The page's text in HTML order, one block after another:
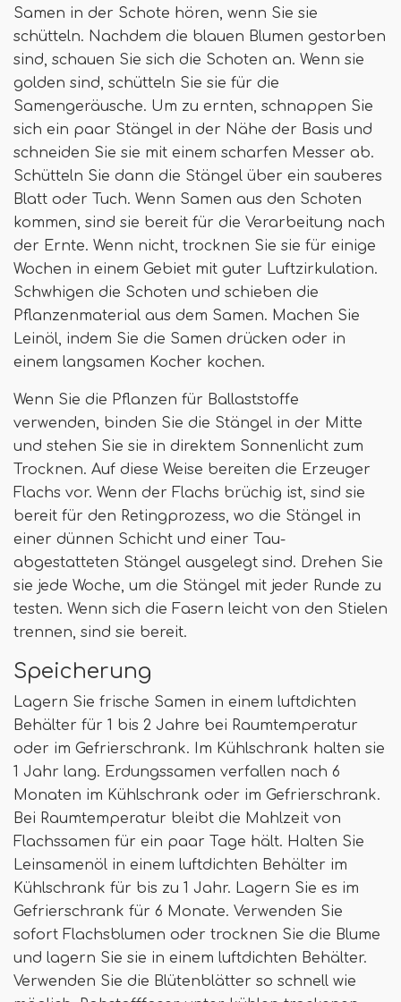
Samen in der Schote hören, wenn Sie sie
schütteln. Nachdem die blauen Blumen gestorben
sind, schauen Sie sich die Schoten an. Wenn sie
golden sind, schütteln Sie sie für die
Samengeräusche. Um zu ernten, schnappen Sie
sich ein paar Stängel in der Nähe der Basis und
schneiden Sie sie mit einem scharfen Messer ab.
Schütteln Sie dann die Stängel über ein sauberes
Blatt oder Tuch. Wenn Samen aus den Schoten
kommen, sind sie bereit für die Verarbeitung nach
der Ernte. Wenn nicht, trocknen Sie sie für einige
Wochen in einem Gebiet mit guter Luftzirkulation.
Schwhigen die Schoten und schieben die
Pflanzenmaterial aus dem Samen. Machen Sie
Leinöl, indem Sie die Samen drücken oder in
einem langsamen Kocher kochen.
Wenn Sie die Pflanzen für Ballaststoffe
verwenden, binden Sie die Stängel in der Mitte
und stehen Sie sie in direktem Sonnenlicht zum
Trocknen. Auf diese Weise bereiten die Erzeuger
Flachs vor. Wenn der Flachs brüchig ist, sind sie
bereit für den Retingprozess, wo die Stängel in
einer dünnen Schicht und einer Tau-
abgestatteten Stängel ausgelegt sind. Drehen Sie
sie jede Woche, um die Stängel mit jeder Runde zu
testen. Wenn sich die Fasern leicht von den Stielen
trennen, sind sie bereit.
Speicherung
Lagern Sie frische Samen in einem luftdichten
Behälter für 1 bis 2 Jahre bei Raumtemperatur
oder im Gefrierschrank. Im Kühlschrank halten sie
1 Jahr lang. Erdungssamen verfallen nach 6
Monaten im Kühlschrank oder im Gefrierschrank.
Bei Raumtemperatur bleibt die Mahlzeit von
Flachssamen für ein paar Tage hält. Halten Sie
Leinsamenöl in einem luftdichten Behälter im
Kühlschrank für bis zu 1 Jahr. Lagern Sie es im
Gefrierschrank für 6 Monate. Verwenden Sie
sofort Flachsblumen oder trocknen Sie die Blume
und lagern Sie sie in einem luftdichten Behälter.
Verwenden Sie die Blütenblätter so schnell wie